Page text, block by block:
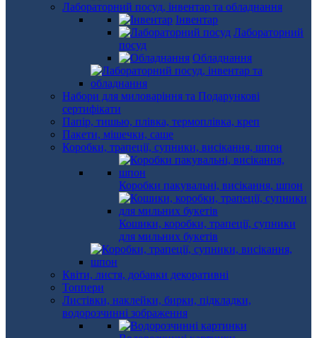
Лабораторний посуд, інвентар та обладнання
Інвентар
Лабораторний
посуд
Обладнання
Набори для миловаріння та Подарункові
сертифікати
Папір, тишью, плівка, термоплівка, креп
Пакети, мішечки, саше
Коробки, трапеції, супники, висікання, шпон
Коробки пакувальні, висікання, шпон
Кошики, коробки, трапеції, супники
для мильних букетів
Квіти, листя, добавки декоративні
Топпери
Листівки, наклейки, бирки, підкладки,
водорозчинні зображення